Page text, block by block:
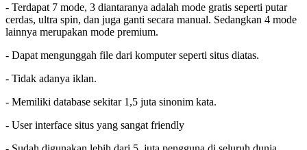
- Terdapat 7 mode, 3 diantaranya adalah mode gratis seperti putar
cerdas, ultra spin, dan juga ganti secara manual. Sedangkan 4 mode
lainnya merupakan mode premium.
- Dapat mengunggah file dari komputer seperti situs diatas.
- Tidak adanya iklan.
- Memiliki database sekitar 1,5 juta sinonim kata.
- User interface situs yang sangat friendly